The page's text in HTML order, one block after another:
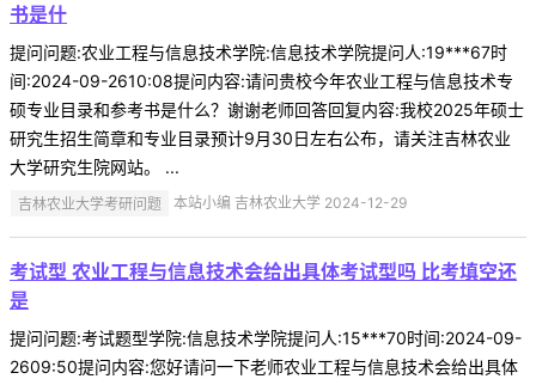
书是什
提问问题:农业工程与信息技术学院:信息技术学院提问人:19***67时
间:2024-09-2610:08提问内容:请问贵校今年农业工程与信息技术专
硕专业目录和参考书是什么？谢谢老师回答回复内容:我校2025年硕士
研究生招生简章和专业目录预计9月30日左右公布，请关注吉林农业
大学研究生院网站。 ...
吉林农业大学考研问题 本站小编 吉林农业大学 2024-12-29
考试型 农业工程与信息技术会给出具体考试型吗 比考填空还
是
提问问题:考试题型学院:信息技术学院提问人:15***70时间:2024-09-
2609:50提问内容:您好请问一下老师农业工程与信息技术会给出具体